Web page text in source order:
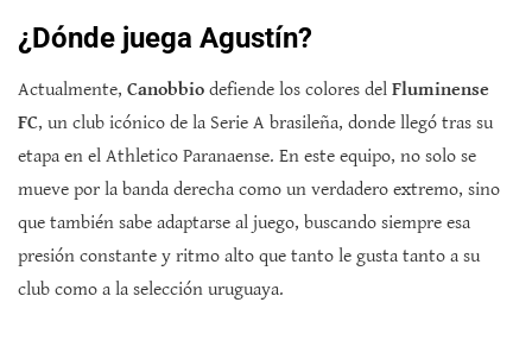
¿Dónde juega Agustín?
Actualmente, Canobbio defiende los colores del Fluminense
FC, un club icónico de la Serie A brasileña, donde llegó tras su
etapa en el Athletico Paranaense. En este equipo, no solo se
mueve por la banda derecha como un verdadero extremo, sino
que también sabe adaptarse al juego, buscando siempre esa
presión constante y ritmo alto que tanto le gusta tanto a su
club como a la selección uruguaya.